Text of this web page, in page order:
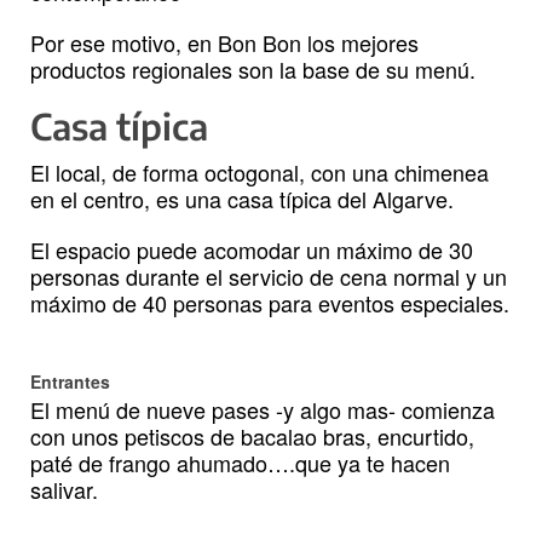
Por ese motivo, en Bon Bon los mejores
productos regionales son la base de su menú.
Casa típica
El local, de forma octogonal, con una chimenea
en el centro, es una casa típica del Algarve.
El espacio puede acomodar un máximo de 30
personas durante el servicio de cena normal y un
máximo de 40 personas para eventos especiales.
Entrantes
El menú de nueve pases -y algo mas- comienza
con unos petiscos de bacalao bras, encurtido,
paté de frango ahumado….que ya te hacen
salivar.